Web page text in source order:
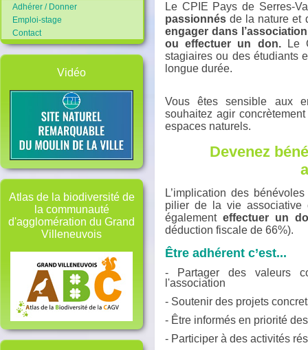
Adhérer / Donner
Emploi-stage
Contact
Vidéo
Atlas de la biodiversité de
la communauté
d'agglomération du Grand
Villeneuvois
Le CPIE Pays de Serres-
passionnés de la nature et
engager dans
ou effectuer un don.Le
stagiaires ou des étudiants
longue durée.
Vous êtes sensible aux
souhaitez agir
espaces naturels.
Devenez
L’implication des
pilier de la vie associative
également effectuer un
déduction fiscale de 66%).
Être adhérent c’est...
- Partager des valeurs
l'association
- Soutenir des projets
- Être informés en priorité
- Participer à des activités